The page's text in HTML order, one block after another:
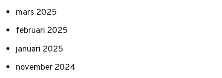
mars 2025
februari 2025
januari 2025
november 2024